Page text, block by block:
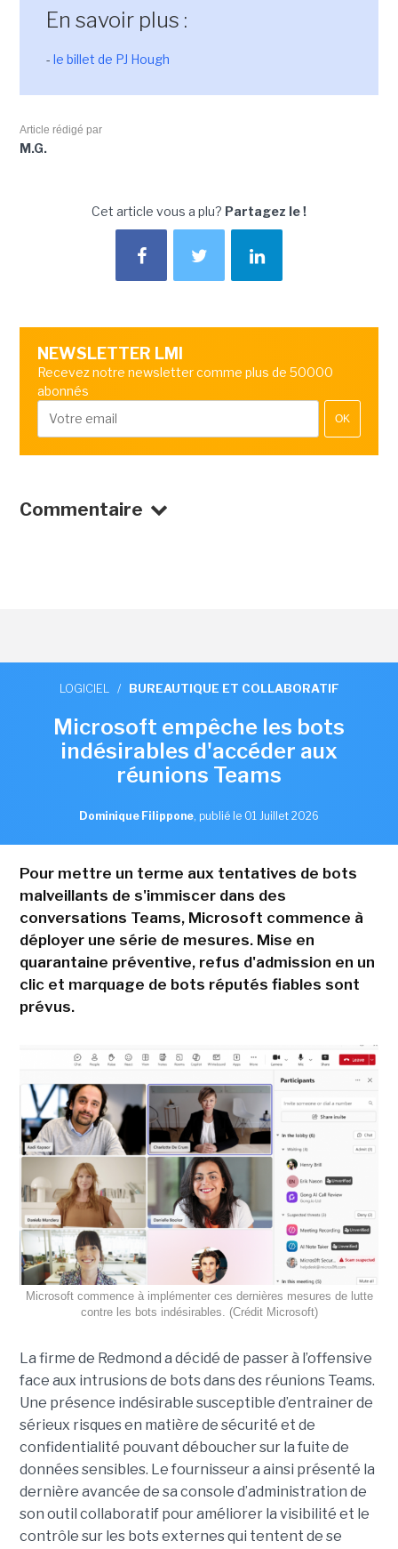
En savoir plus :
- le billet de PJ Hough
Article rédigé par
M.G.
Cet article vous a plu? Partagez le !
NEWSLETTER LMI
Recevez notre newsletter comme plus de 50000
abonnés
OK
Commentaire
LOGICIEL / BUREAUTIQUE ET COLLABORATIF
Microsoft empêche les bots
indésirables d'accéder aux
réunions Teams
Dominique Filippone, publié le 01 Juillet 2026
Pour mettre un terme aux tentatives de bots
malveillants de s'immiscer dans des
conversations Teams, Microsoft commence à
déployer une série de mesures. Mise en
quarantaine préventive, refus d'admission en un
clic et marquage de bots réputés fiables sont
prévus.
Microsoft commence à implémenter ces dernières mesures de lutte
contre les bots indésirables. (Crédit Microsoft)
La firme de Redmond a décidé de passer à l’offensive
face aux intrusions de bots dans des réunions Teams.
Une présence indésirable susceptible d’entrainer de
sérieux risques en matière de sécurité et de
confidentialité pouvant déboucher sur la fuite de
données sensibles. Le fournisseur a ainsi présenté la
dernière avancée de sa console d’administration de
son outil collaboratif pour améliorer la visibilité et le
contrôle sur les bots externes qui tentent de se